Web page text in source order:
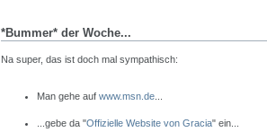
*Bummer* der Woche...
Na super, das ist doch mal sympathisch:
Man gehe auf www.msn.de
...gebe da "Offizielle Website von Gracia" ein...